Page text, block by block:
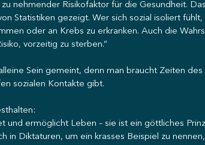
nehmender Risikofaktor für die Gesundheit.
Statistiken gezeigt. Wer sich sozial isoliert
oder an Krebs zu erkranken. Auch die
vorzeitig zu sterben.“
Sein gemeint, denn man braucht Zeiten des
sozialen Kontakte gibt.
und ermöglicht Leben – sie ist ein göttliches
in Diktaturen, um ein krasses Beispiel zu